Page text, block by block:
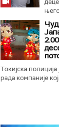
Токијска
рада компаније